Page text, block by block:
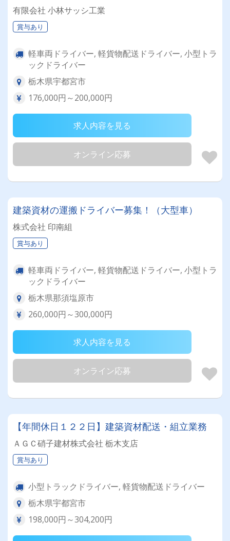
有限会社 小林サッシ工業
賞与あり
軽車両ドライバー, 軽貨物配送ドライバー, 小型トラ
ックドライバー
栃木県宇都宮市
176,000円～200,000円
求人内容を見る
オンライン応募
建築資材の運搬ドライバー募集！（大型車）
株式会社 印南組
賞与あり
軽車両ドライバー, 軽貨物配送ドライバー, 小型トラ
ックドライバー
栃木県那須塩原市
260,000円～300,000円
求人内容を見る
オンライン応募
【年間休日１２２日】建築資材配送・組立業務
ＡＧＣ硝子建材株式会社 栃木支店
賞与あり
小型トラックドライバー, 軽貨物配送ドライバー
栃木県宇都宮市
198,000円～304,200円